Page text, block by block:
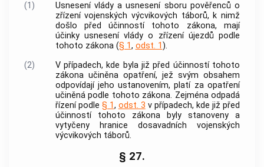
(1)
Usnesení vlády a usnesení sboru pověřenců o
zřízení vojenských výcvikových táborů, k nimž
došlo před účinností tohoto zákona, mají
účinky usnesení vlády o zřízení újezdů podle
tohoto zákona (§ 1, odst. 1).
(2)
V případech, kde byla již před účinností tohoto
zákona učiněna opatření, jež svým obsahem
odpovídají jeho ustanovením, platí za opatření
učiněná podle tohoto zákona. Zejména odpadá
řízení podle § 1, odst. 3 v případech, kde již před
účinností tohoto zákona byly stanoveny a
vytyčeny hranice dosavadních vojenských
výcvikových táborů.
§ 27.